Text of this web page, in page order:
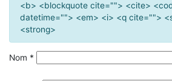
<b> <blockquote cite=""> <cite>
datetime=""> <em> <i> <q cite="">
<strong>
Nom *